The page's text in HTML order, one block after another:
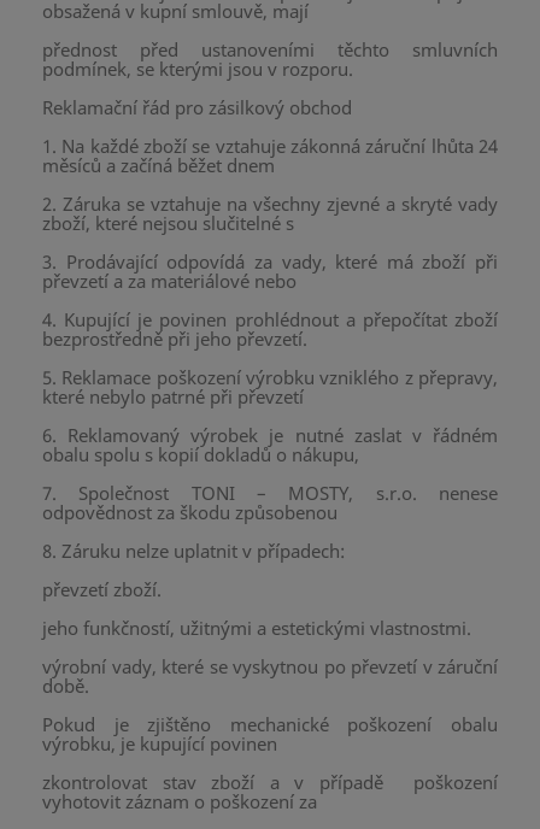
obsažená v kupní smlouvě, mají
přednost před ustanoveními těchto smluvních
podmínek, se kterými jsou v rozporu.
Reklamační řád pro zásilkový obchod
1. Na každé zboží se vztahuje zákonná záruční lhůta 24
měsíců a začíná běžet dnem
2. Záruka se vztahuje na všechny zjevné a skryté vady
zboží, které nejsou slučitelné s
3. Prodávající odpovídá za vady, které má zboží při
převzetí a za materiálové nebo
4. Kupující je povinen prohlédnout a přepočítat zboží
bezprostředně při jeho převzetí.
5. Reklamace poškození výrobku vzniklého z přepravy,
které nebylo patrné při převzetí
6. Reklamovaný výrobek je nutné zaslat v řádném
obalu spolu s kopií dokladů o nákupu,
7. Společnost TONI – MOSTY, s.r.o. nenese
odpovědnost za škodu způsobenou
8. Záruku nelze uplatnit v případech:
převzetí zboží.
jeho funkčností, užitnými a estetickými vlastnostmi.
výrobní vady, které se vyskytnou po převzetí v záruční
době.
Pokud je zjištěno mechanické poškození obalu
výrobku, je kupující povinen
zkontrolovat stav zboží a v případě poškození
vyhotovit záznam o poškození za